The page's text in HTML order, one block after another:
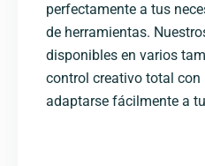
perfectamente a tus
de herramientas.
disponibles en varios
control creativo total
adaptarse fácilmente a